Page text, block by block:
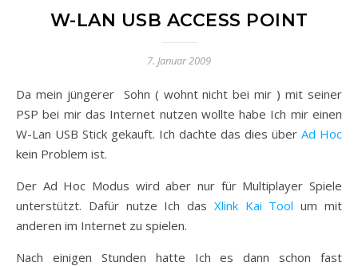
W-LAN USB ACCESS POINT
7. Januar 2009
Da mein jüngerer Sohn ( wohnt nicht bei mir ) mit seiner
PSP bei mir das Internet nutzen wollte habe Ich mir einen
W-Lan USB Stick gekauft. Ich dachte das dies über Ad Hoc
kein Problem ist.
Der Ad Hoc Modus wird aber nur für Multiplayer Spiele
unterstützt. Dafür nutze Ich das Xlink Kai Tool um mit
anderen im Internet zu spielen.
Nach einigen Stunden hatte Ich es dann schon fast